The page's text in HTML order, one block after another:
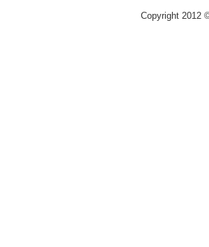
Copyright 2012